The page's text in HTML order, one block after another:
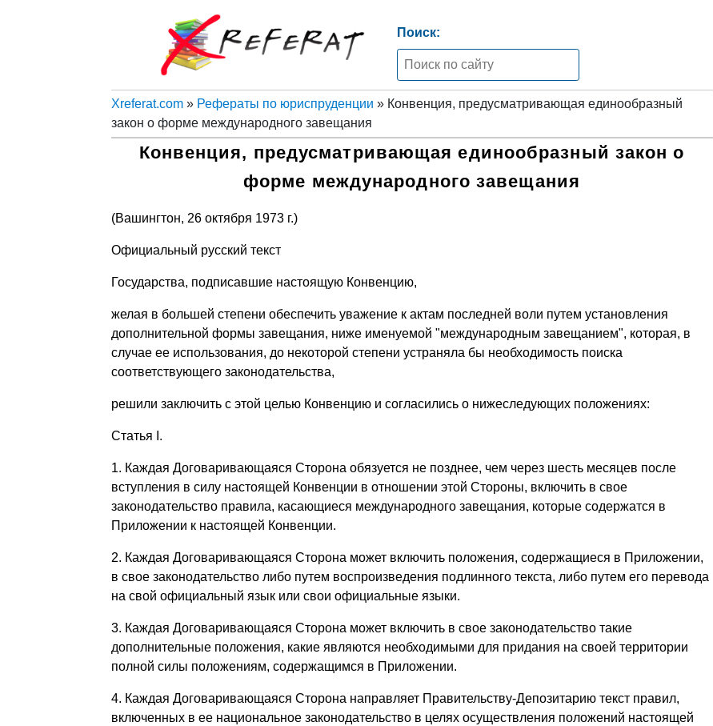
Поиск:
Xreferat.com» Рефераты по юриспруденции » Конвенция, предусматривающая единообразный
закон о форме международного завещания
Конвенция, предусматривающая единообразный закон о
форме международного завещания
(Вашингтон, 26 октября 1973 г.)
Официальный русский текст
Государства, подписавшие настоящую Конвенцию,
желая в большей степени обеспечить уважение к актам последней воли путем установления
дополнительной формы завещания, ниже именуемой "международным завещанием", которая, в
случае ее использования, до некоторой степени устраняла бы необходимость поиска
соответствующего законодательства,
решили заключить с этой целью Конвенцию и согласились о нижеследующих положениях:
Статья I.
1. Каждая Договаривающаяся Сторона обязуется не позднее, чем через шесть месяцев после
вступления в силу настоящей Конвенции в отношении этой Стороны, включить в свое
законодательство правила, касающиеся международного завещания, которые содержатся в
Приложении к настоящей Конвенции.
2. Каждая Договаривающаяся Сторона может включить положения, содержащиеся в Приложении,
в свое законодательство либо путем воспроизведения подлинного текста, либо путем его перевода
на свой официальный язык или свои официальные языки.
3. Каждая Договаривающаяся Сторона может включить в свое законодательство такие
дополнительные положения, какие являются необходимыми для придания на своей территории
полной силы положениям, содержащимся в Приложении.
4. Каждая Договаривающаяся Сторона направляет Правительству-Депозитарию текст правил,
включенных в ее национальное законодательство в целях осуществления положений настоящей